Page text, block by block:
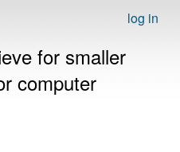
log in
for smaller
computer